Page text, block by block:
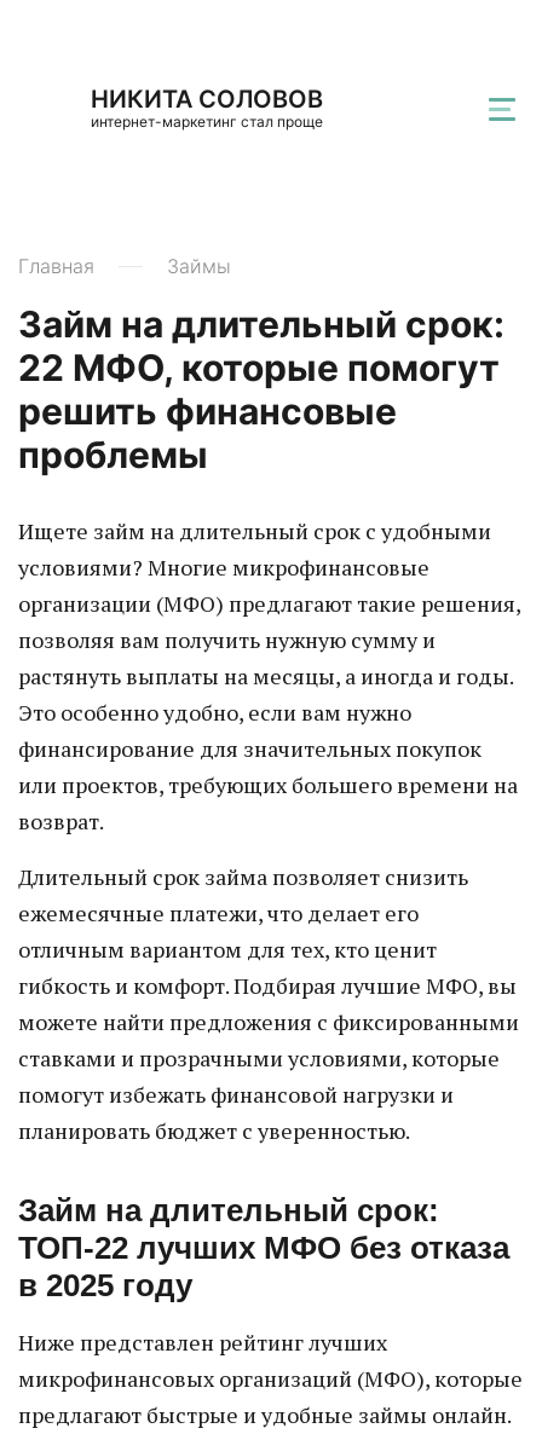
НИКИТА СОЛОВОВ
интернет-маркетинг стал проще
Главная Займы
Займ на длительный срок:
22 МФО, которые помогут
решить финансовые
проблемы
Ищете займ на длительный срок с удобными
условиями? Многие микрофинансовые
организации (МФО) предлагают такие решения,
позволяя вам получить нужную сумму и
растянуть выплаты на месяцы, а иногда и годы.
Это особенно удобно, если вам нужно
финансирование для значительных покупок
или проектов, требующих большего времени на
возврат.
Длительный срок займа позволяет снизить
ежемесячные платежи, что делает его
отличным вариантом для тех, кто ценит
гибкость и комфорт. Подбирая лучшие МФО, вы
можете найти предложения с фиксированными
ставками и прозрачными условиями, которые
помогут избежать финансовой нагрузки и
планировать бюджет с уверенностью.
Займ на длительный срок:
ТОП-22 лучших МФО без отказа
в 2025 году
Ниже представлен рейтинг лучших
микрофинансовых организаций (МФО), которые
предлагают быстрые и удобные займы онлайн.